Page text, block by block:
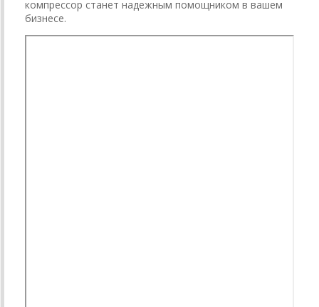
компрессор станет надежным помощником в вашем
бизнесе.